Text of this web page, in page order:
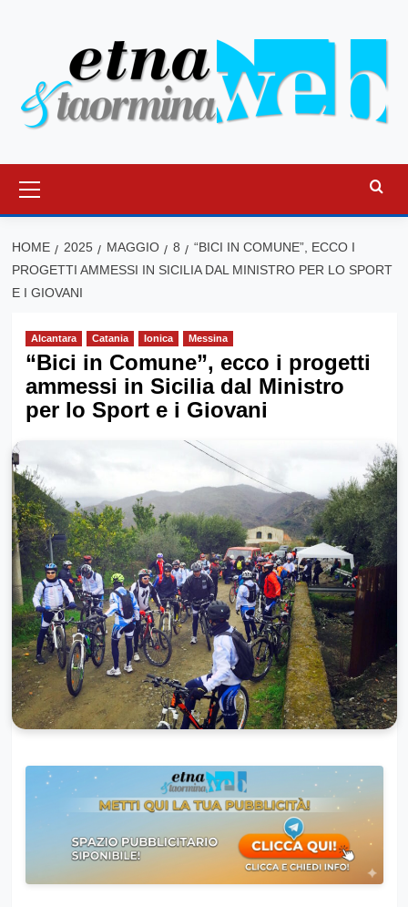
principale
HOME 2025 MAGGIO 8
“BICI IN COMUNE”, ECCO I
PROGETTI AMMESSI IN SICILIA DAL MINISTRO PER LO SPORT
E I GIOVANI
Alcantara Catania Ionica Messina
“Bici in Comune”, ecco i progetti
ammessi in Sicilia dal Ministro
per lo Sport e i Giovani